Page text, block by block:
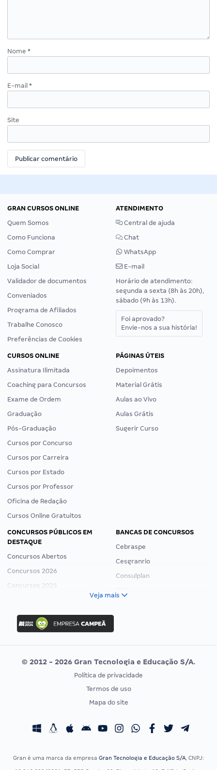
Nome *
E-mail *
Site
GRAN CURSOS ONLINE
Quem Somos
Como Funciona
Como Comprar
Loja Social
Validador de documentos
Conveniados
Programa de Afiliados
Trabalhe Conosco
Preferências de Cookies
ATENDIMENTO
Central de ajuda
Chat
WhatsApp
E-mail
Horário de atendimento:
segunda a sexta (8h às 20h),
sábado (9h às 13h).
Foi aprovado?
Envie-nos a sua história!
CURSOS ONLINE
Assinatura Ilimitada
Coaching para Concursos
Exame de Ordem
Graduação
Pós-Graduação
Cursos por Concurso
Cursos por Carreira
Cursos por Estado
Cursos por Professor
Oficina de Redação
Cursos Online Gratuitos
PÁGINAS ÚTEIS
Depoimentos
Material Grátis
Aulas ao Vivo
Aulas Grátis
Sugerir Curso
CONCURSOS PÚBLICOS EM
DESTAQUE
Concursos Abertos
Concursos 2026
Concursos 2025
Concurso Ibama
Concurso MPU
Editais publicados
BANCAS DE CONCURSOS
Cebraspe
Cesgranrio
Consulplan
Vunesp
CONCURSOS POR PROFISSÃO
Concursos Fiscais
EXAME DE ORDEM
Calendário OAB
Veja mais
© 2012 - 2026 Gran Tecnologia e Educação S/A.
Política de privacidade
Termos de uso
Mapa do site
Gran é uma marca da empresa Gran Tecnologia e Educação S/A, CNPJ: